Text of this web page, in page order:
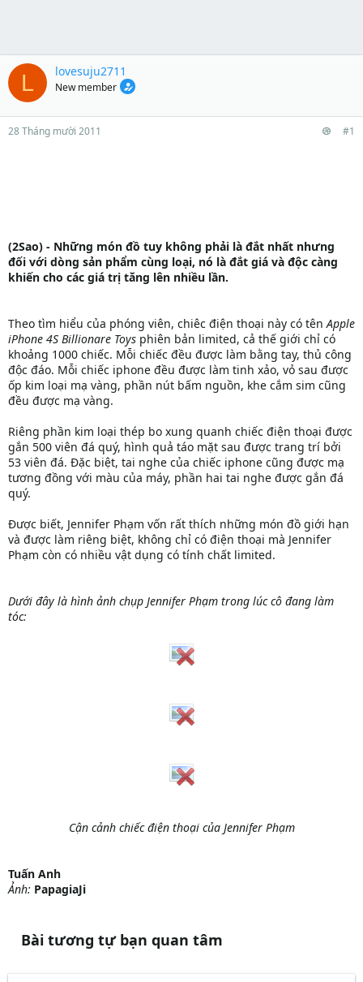
L lovesuju2711
New member
28 Tháng mười 2011 #1
(2Sao) - Những món đồ tuy không phải là đắt nhất nhưng
đối với dòng sản phẩm cùng loại, nó là đắt giá và độc càng
khiến cho các giá trị tăng lên nhiều lần.
Theo tìm hiểu của phóng viên, chiêc điện thoại này có tênApple
iPhone 4S Billionare Toys phiên bản limited, cả thế giới chỉ có
khoảng 1000 chiếc. Mỗi chiếc đều được làm bằng tay, thủ công
độc đáo. Mỗi chiếc iphone đều được làm tinh xảo, vỏ sau được
ốp kim loại mạ vàng, phần nút bấm nguồn, khe cắm sim cũng
đều được mạ vàng.
Riêng phần kim loại thép bo xung quanh chiếc điện thoại được
gắn 500 viên đá quý, hình quả táo mặt sau được trang trí bởi
53 viên đá. Đặc biệt, tai nghe của chiếc iphone cũng được mạ
tương đồng với màu của máy, phần hai tai nghe được gắn đá
quý.
Được biết, Jennifer Phạm vốn rất thích những món đồ giới hạn
và được làm riêng biệt, không chỉ có điện thoại mà Jennifer
Phạm còn có nhiều vật dụng có tính chất limited.
Dưới đây là hình ảnh chụp Jennifer Phạm trong lúc cô đang làm
tóc:
Cận cảnh chiếc điện thoại của Jennifer Phạm
Tuấn Anh
Ảnh: PapagiaJi
Bài tương tự bạn quan tâm